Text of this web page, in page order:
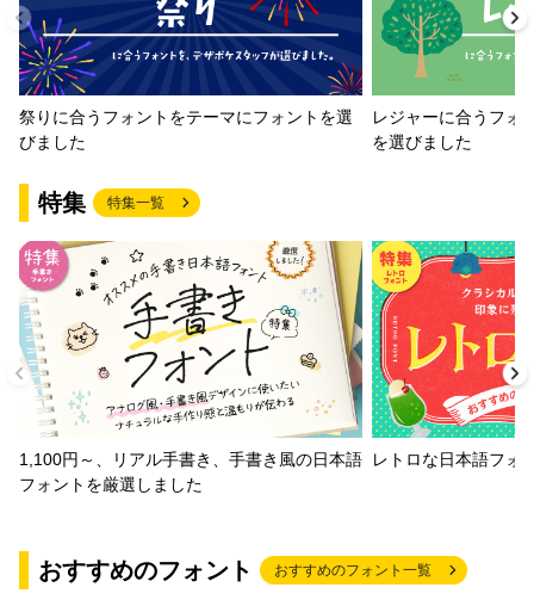
祭りに合うフォントをテーマにフォントを選
びました
レジャーに合うフォ
を選びました
特集 特集一覧
1,100円～、リアル手書き、手書き風の日本語
フォントを厳選しました
レトロな日本語フォ
おすすめのフォント おすすめのフォント一覧